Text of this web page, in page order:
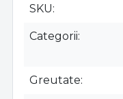
SKU
Categorii
Greutate